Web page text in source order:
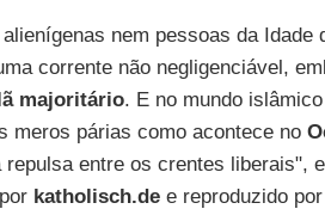
nem pessoas da Idade
corrente não negligenciável,
majoritário. E no mundo
meros párias como acontece no
repulsa entre os crentes liberais",
katholisch.dee reproduzido por